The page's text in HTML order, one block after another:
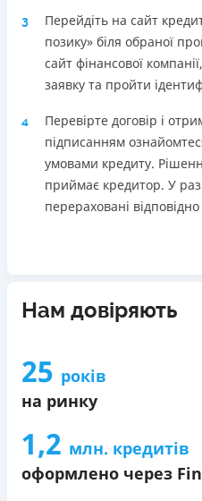
3
Перейдіть на сайт
позику» біля обраної
сайт фінансової
заявку та пройти
4
Перевірте договір і
підписанням
умовами кредиту.
приймає кредитор. У
перераховані
Нам довіряють
25 років
на ринку
1,2 млн. кредитів
оформлено через